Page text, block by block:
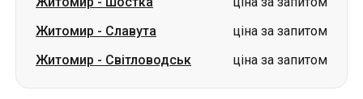
Житомир - Славута
ціна за запитом
Житомир - Світловодськ ціна за запитом